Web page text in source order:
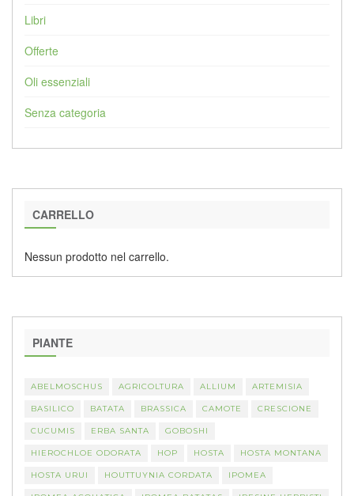
Libri
Offerte
Oli essenziali
Senza categoria
CARRELLO
Nessun prodotto nel carrello.
PIANTE
ABELMOSCHUS AGRICOLTURA ALLIUM ARTEMISIA
BASILICO BATATA BRASSICA CAMOTE CRESCIONE
CUCUMIS ERBA SANTA GOBOSHI
HIEROCHLOE ODORATA HOP HOSTA HOSTA MONTANA
HOSTA URUI HOUTTUYNIA CORDATA IPOMEA